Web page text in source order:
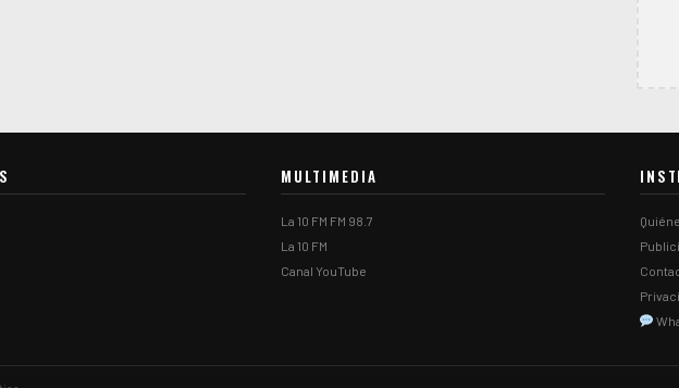
MULTIMEDIA
La 10 FM FM 98.7
La 10 FM
Canal YouTube